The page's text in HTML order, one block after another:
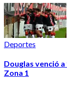
Deportes
Douglas venció a
Zona 1